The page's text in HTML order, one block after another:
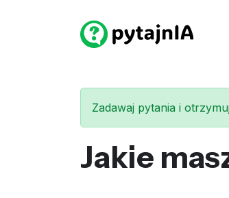
Zadawaj pytania i
Jakie